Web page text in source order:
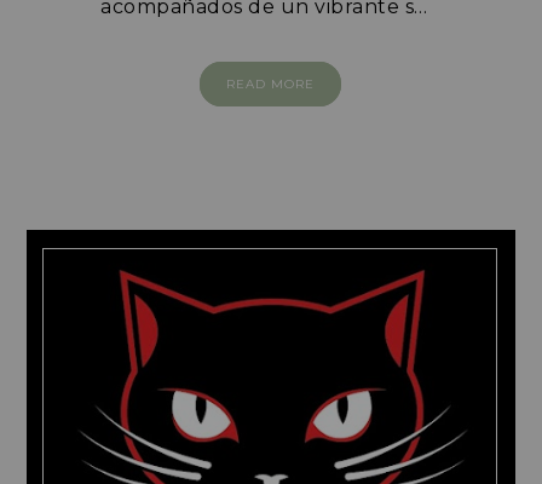
acompañados de un vibrante s…
READ MORE